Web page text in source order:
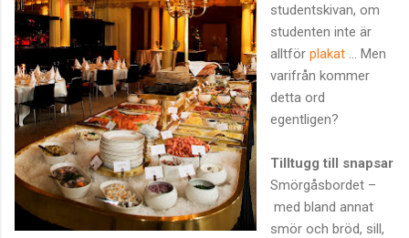
studentskivan, om
studenten inte är
alltför plakat
... Men
varifrån kommer
detta ord
egentligen?
Tilltugg till snapsar
Smörgåsbordet –
med bland annat
smör och bröd, sill,